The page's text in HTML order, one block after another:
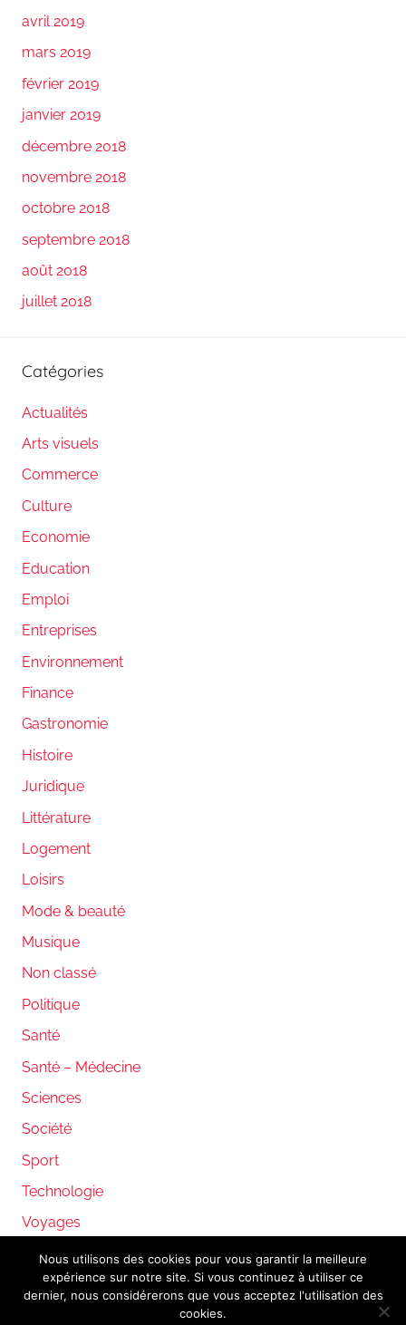
avril 2019
mars 2019
février 2019
janvier 2019
décembre 2018
novembre 2018
octobre 2018
septembre 2018
août 2018
juillet 2018
Catégories
Actualités
Arts visuels
Commerce
Culture
Economie
Education
Emploi
Entreprises
Environnement
Finance
Gastronomie
Histoire
Juridique
Littérature
Logement
Loisirs
Mode & beauté
Musique
Non classé
Politique
Santé
Santé – Médecine
Sciences
Société
Sport
Technologie
Voyages
WordPress Theme: Donovan by ThemeZee.
Nous utilisons des cookies pour vous garantir la meilleure
expérience sur notre site. Si vous continuez à utiliser ce
dernier, nous considérerons que vous acceptez l'utilisation des
cookies.